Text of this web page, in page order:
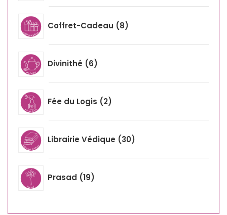
Coffret-Cadeau 8
Divinithé 6
Fée du Logis 2
Librairie Védique 30
Prasad 19